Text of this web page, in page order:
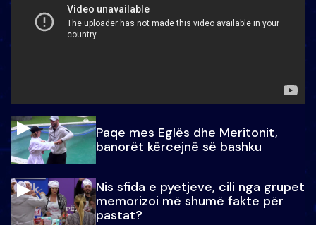
Paqe mes Eglës dhe Meritonit,
banorët kërcejnë së bashku
Nis sfida e pyetjeve, cili nga grupet
memorizoi më shumë fakte për
pastat?